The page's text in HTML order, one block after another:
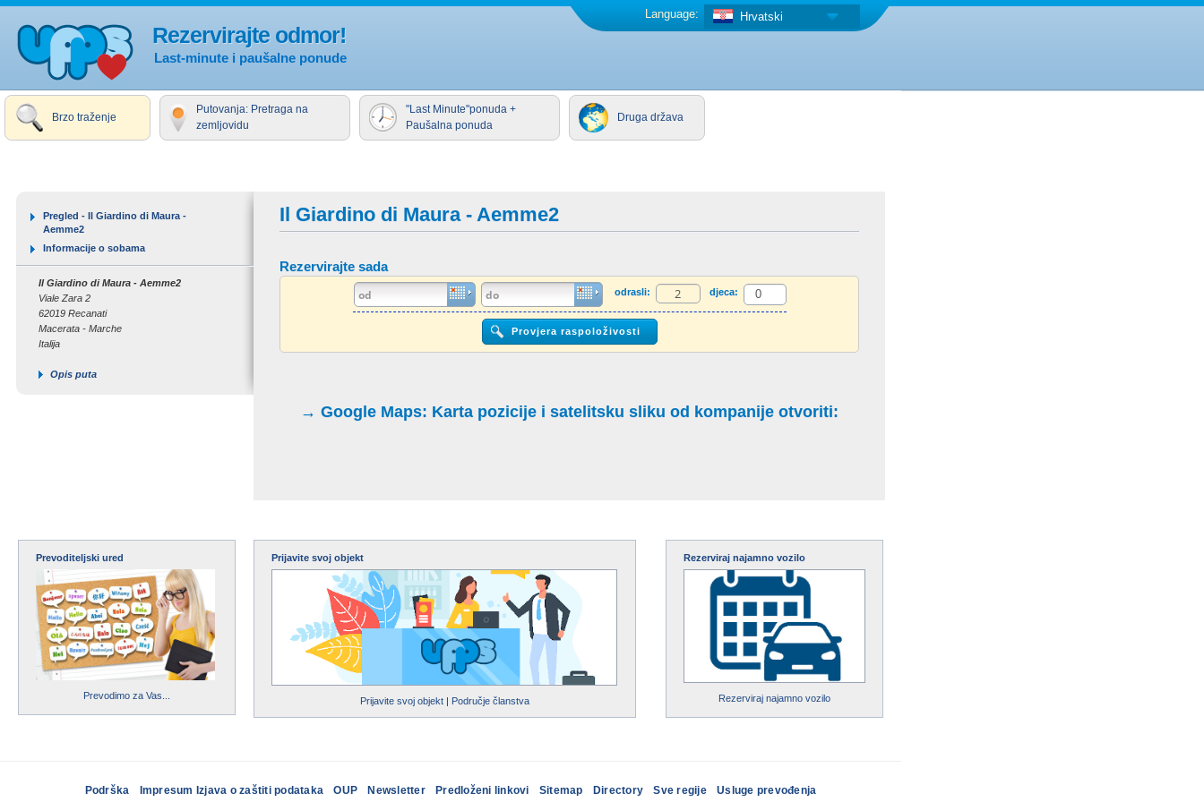
Rezervirajte odmor!
Last-minute i paušalne ponude
Hrvatski
Language:
Brzo traženje
Putovanja: Pretraga na
zemljovidu
"Last Minute"ponuda +
Paušalna ponuda
Druga država
Il Giardino di Maura - Aemme2
Rezervirajte sada
odrasli: djeca:
→ Google Maps: Karta pozicije i satelitsku sliku od kompanije otvoriti:
Pregled - Il Giardino di Maura -
Aemme2
Informacije o sobama
Il Giardino di Maura - Aemme2
Viale Zara 2
62019 Recanati
Macerata - Marche
Italija
Opis puta
Prevoditeljski ured
Prevodimo za Vas...
Prijavite svoj objekt
Prijavite svoj objekt| Područje članstva
Rezerviraj najamno vozilo
Rezerviraj najamno vozilo
Podrška Impresum Izjava o zaštiti podataka OUP Newsletter Predloženi linkovi Sitemap Directory Sve regije Usluge prevođenja